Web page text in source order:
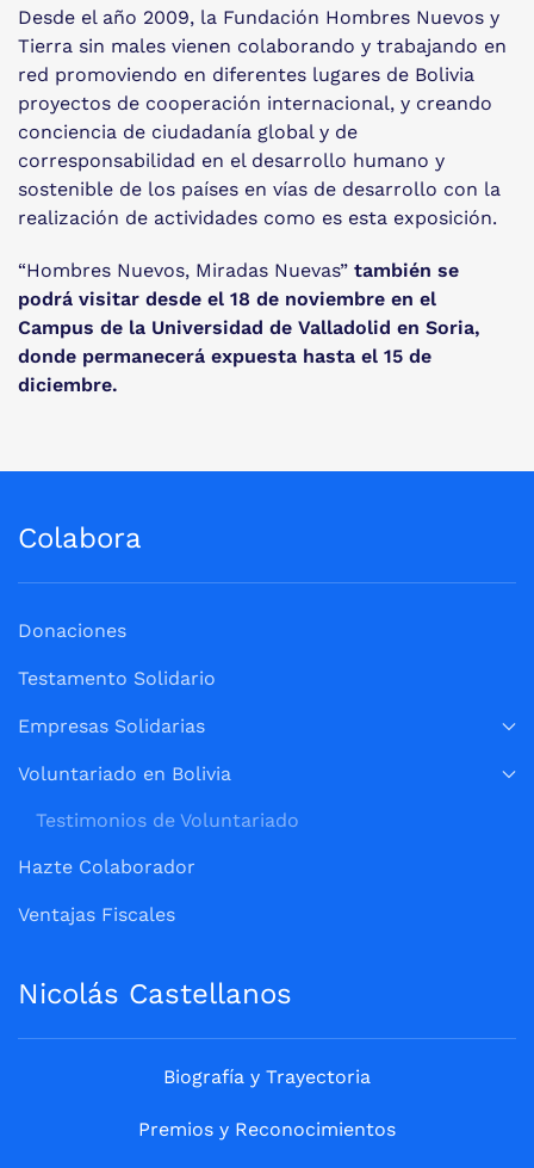
Desde el año 2009, la Fundación Hombres Nuevos y
Tierra sin males vienen colaborando y trabajando en
red promoviendo en diferentes lugares de Bolivia
proyectos de cooperación internacional, y creando
conciencia de ciudadanía global y de
corresponsabilidad en el desarrollo humano y
sostenible de los países en vías de desarrollo con la
realización de actividades como es esta exposición.
“Hombres Nuevos, Miradas Nuevas” también se
podrá visitar desde el 18 de noviembre en el
Campus de la Universidad de Valladolid en Soria,
donde permanecerá expuesta hasta el 15 de
diciembre.
Colabora
Donaciones
Testamento Solidario
Empresas Solidarias
Voluntariado en Bolivia
Testimonios de Voluntariado
Hazte Colaborador
Ventajas Fiscales
Nicolás Castellanos
Biografía y Trayectoria
Premios y Reconocimientos